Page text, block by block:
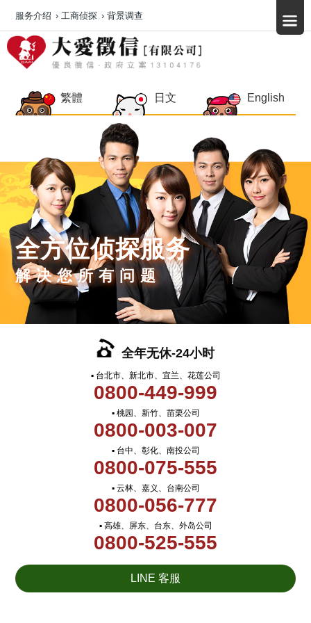
繁體 日文 English
全方位侦探服务
解决您所有问题
全年无休-24小时
▪ 台北市、新北市、宜兰、花莲公司
0800-449-999
▪ 桃园、新竹、苗栗公司
0800-003-007
▪ 台中、彰化、南投公司
0800-075-555
▪ 云林、嘉义、台南公司
0800-056-777
▪ 高雄、屏东、台东、外岛公司
0800-525-555
LINE 客服
服务介绍 › 工商侦探 › 背景调查